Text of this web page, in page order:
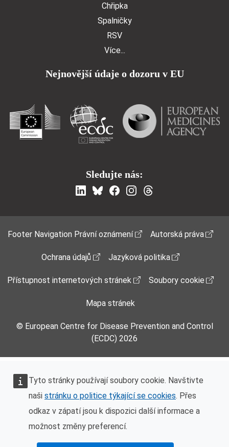
Tyto stránky používají soubory cookie. Navštivte
naši stránku o politice týkající se cookies. Přes
odkaz v zápatí jsou k dispozici další informace a
možnost změny preferencí.
Chřipka
Spalničky
RSV
Více...
Nejnovější údaje o dozoru v EU
Sledujte nás:
Footer Menu
Footer Navigation Právní oznámení Autorská práva
Ochrana údajů Jazyková politika
Přístupnost internetových stránek Soubory cookie
Mapa stránek
© European Centre for Disease Prevention and Control
(ECDC) 2026